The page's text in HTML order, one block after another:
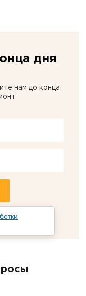
дня
нам до конца